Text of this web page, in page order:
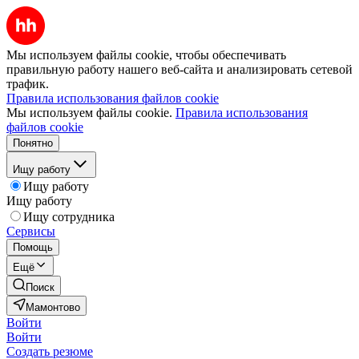
Мы используем файлы cookie, чтобы обеспечивать
правильную работу нашего веб-сайта и анализировать сетевой
трафик.
Правила использования файлов cookie
Мы используем файлы cookie. Правила использования
файлов cookie
Понятно
Ищу работу
Ищу работу
Ищу работу
Ищу сотрудника
Сервисы
Помощь
Ещё
Поиск
Мамонтово
Войти
Войти
Создать резюме